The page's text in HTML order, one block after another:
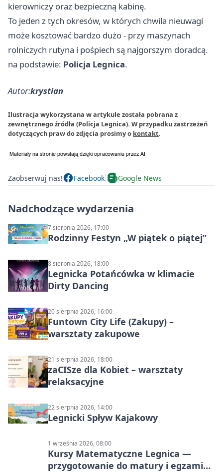
kierowniczy oraz bezpieczną kabinę.
To jeden z tych okresów, w których chwila nieuwagi
może kosztować bardzo dużo - przy maszynach
rolniczych rutyna i pośpiech są najgorszym doradcą.
na podstawie: Policja Legnica.
Autor:krystian
Ilustracja wykorzystana w artykule została pobrana z
zewnętrznego źródła (Policja Legnica). W przypadku zastrzeżeń
dotyczących praw do zdjęcia prosimy o kontakt.
Zaobserwuj nas! Facebook Google News
Nadchodzące wydarzenia
7 sierpnia 2026, 17:00
Rodzinny Festyn „W piątek o piątej”
8 sierpnia 2026, 18:00
Legnicka Potańcówka w klimacie
Dirty Dancing
20 sierpnia 2026, 16:00
Funtown City Life (Zakupy) –
warsztaty zakupowe
21 sierpnia 2026, 18:00
zaCISze dla Kobiet – warsztaty
relaksacyjne
22 sierpnia 2026, 14:00
Legnicki Spływ Kajakowy
1 września 2026, 08:00
Kursy Matematyczne Legnica —
przygotowanie do matury i egzaminu